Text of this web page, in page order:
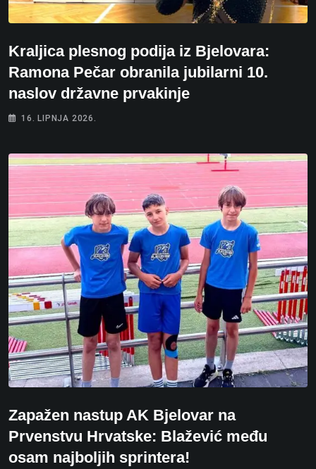
Kraljica plesnog podija iz Bjelovara:
Ramona Pečar obranila jubilarni 10.
naslov državne prvakinje
16. LIPNJA 2026.
Zapažen nastup AK Bjelovar na
Prvenstvu Hrvatske: Blažević među
osam najboljih sprintera!